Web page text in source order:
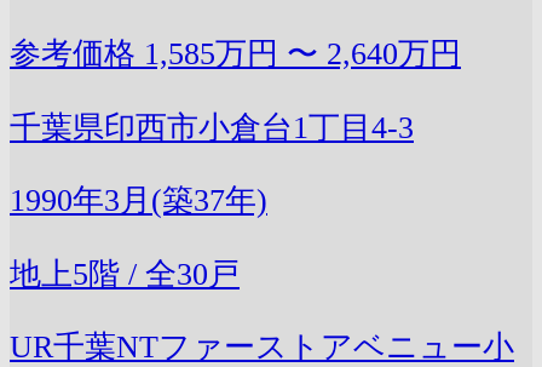
参考価格 1,585万円 〜 2,640万円
千葉県印西市小倉台1丁目4-3
1990年3月(築37年)
地上5階 / 全30戸
UR千葉NTファーストアベニュー小